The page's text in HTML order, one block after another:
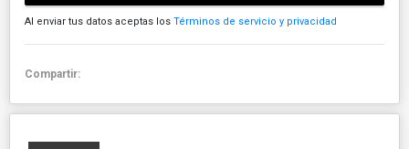
Al enviar tus datos aceptas los Términos de servicio y privacidad
Compartir: